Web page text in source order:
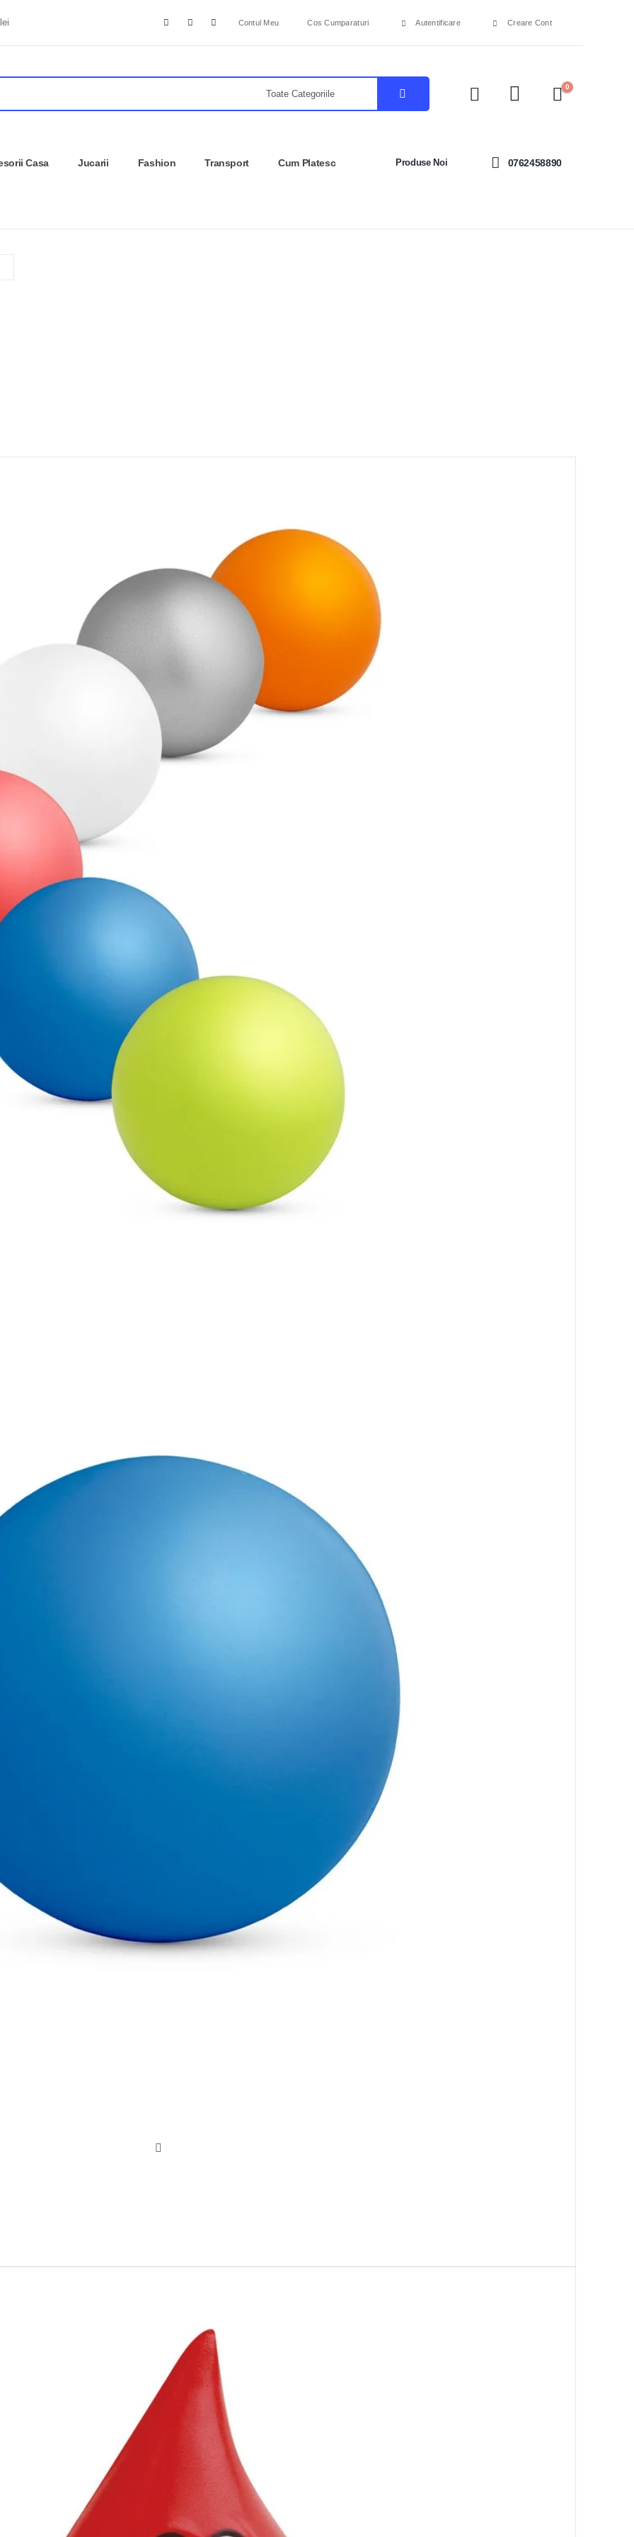
Contul Meu Cos Cumparaturi Autentificare Creare Cont
0
Casa Jucarii Fashion Transport Cum Platesc Produse Noi 0762458890